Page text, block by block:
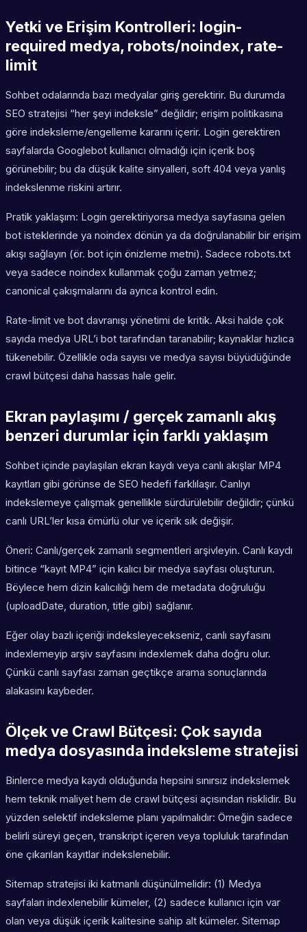
Yetki ve Erişim Kontrolleri: login-
required medya, robots/noindex, rate-
limit
Sohbet odalarında bazı medyalar giriş gerektirir. Bu durumda
SEO stratejisi “her şeyi indeksle” değildir; erişim politikasına
göre indeksleme/engelleme kararını içerir. Login gerektiren
sayfalarda Googlebot kullanıcı olmadığı için içerik boş
görünebilir; bu da düşük kalite sinyalleri, soft 404 veya yanlış
indekslenme riskini artırır.
Pratik yaklaşım: Login gerektiriyorsa medya sayfasına gelen
bot isteklerinde ya noindex dönün ya da doğrulanabilir bir erişim
akışı sağlayın (ör. bot için önizleme metni). Sadece robots.txt
veya sadece noindex kullanmak çoğu zaman yetmez;
canonical çakışmalarını da ayrıca kontrol edin.
Rate-limit ve bot davranışı yönetimi de kritik. Aksi halde çok
sayıda medya URL’i bot tarafından taranabilir; kaynaklar hızlıca
tükenebilir. Özellikle oda sayısı ve medya sayısı büyüdüğünde
crawl bütçesi daha hassas hale gelir.
Ekran paylaşımı / gerçek zamanlı akış
benzeri durumlar için farklı yaklaşım
Sohbet içinde paylaşılan ekran kaydı veya canlı akışlar MP4
kayıtları gibi görünse de SEO hedefi farklılaşır. Canlıyı
indekslemeye çalışmak genellikle sürdürülebilir değildir; çünkü
canlı URL’ler kısa ömürlü olur ve içerik sık değişir.
Öneri: Canlı/gerçek zamanlı segmentleri arşivleyin. Canlı kaydı
bitince “kayıt MP4” için kalıcı bir medya sayfası oluşturun.
Böylece hem dizin kalıcılığı hem de metadata doğruluğu
(uploadDate, duration, title gibi) sağlanır.
Eğer olay bazlı içeriği indeksleyecekseniz, canlı sayfasını
indexlemeyip arşiv sayfasını indexlemek daha doğru olur.
Çünkü canlı sayfası zaman geçtikçe arama sonuçlarında
alakasını kaybeder.
Ölçek ve Crawl Bütçesi: Çok sayıda
medya dosyasında indeksleme stratejisi
Binlerce medya kaydı olduğunda hepsini sınırsız indekslemek
hem teknik maliyet hem de crawl bütçesi açısından risklidir. Bu
yüzden selektif indeksleme planı yapılmalıdır: Örneğin sadece
belirli süreyi geçen, transkript içeren veya topluluk tarafından
öne çıkarılan kayıtlar indekslenebilir.
Sitemap stratejisi iki katmanlı düşünülmelidir: (1) Medya
sayfaları indexlenebilir kümeler, (2) sadece kullanıcı için var
olan veya düşük içerik kalitesine sahip alt kümeler. Sitemap